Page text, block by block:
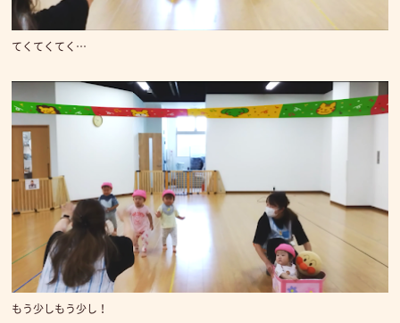
てくてくてく…
もう少しもう少し！